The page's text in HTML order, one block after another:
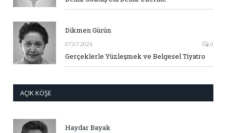
Dikmen Gürün
07.07.2026 0
Gerçeklerle Yüzleşmek ve Belgesel Tiyatro
AÇIK KÖŞE
Haydar Bayak